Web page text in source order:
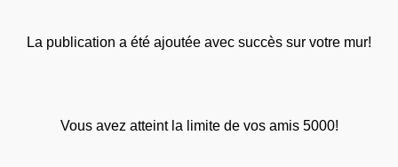
La publication a été ajoutée avec succès sur votre mur!
Vous avez atteint la limite de vos amis 5000!